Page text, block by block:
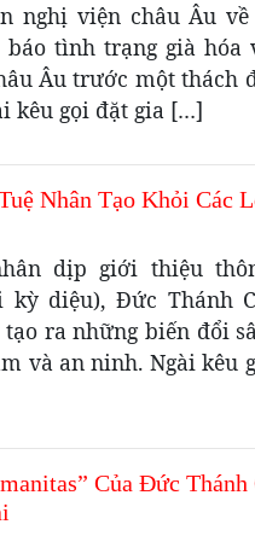
nghị viện châu Âu
tình trạng già hóa
Âu trước một thách
kêu gọi đặt gia […]
Nhân Tạo Khỏi Các
dịp giới thiệu
kỳ diệu), Đức Thánh
ra những biến đổi
và an ninh. Ngài kêu
Của Đức Thánh